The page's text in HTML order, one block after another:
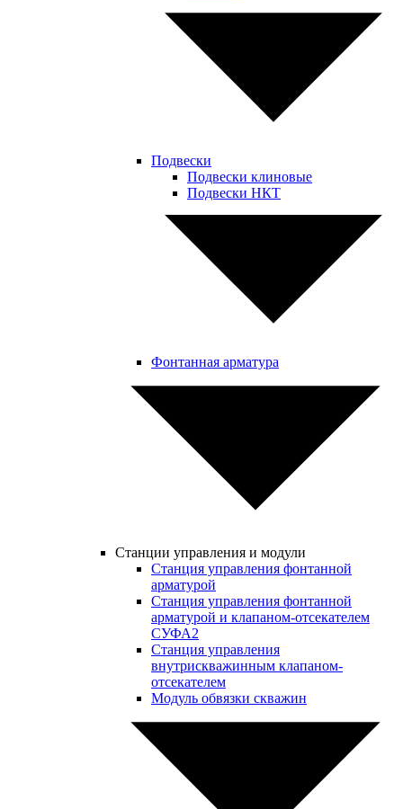
Подвески
Подвески клиновые
Подвески НКТ
Фонтанная арматура
Станции управления и модули
Станция управления фонтанной
арматурой
Станция управления фонтанной
арматурой и клапаном-отсекателем
СУФА2
Станция управления
внутрискважинным клапаном-
отсекателем
Модуль обвязки скважин